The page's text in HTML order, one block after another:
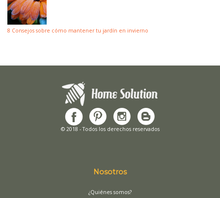
8 Consejos sobre cómo mantener tu jardín en invierno
© 2018 - Todos los derechos reservados
Nosotros
¿Quiénes somos?